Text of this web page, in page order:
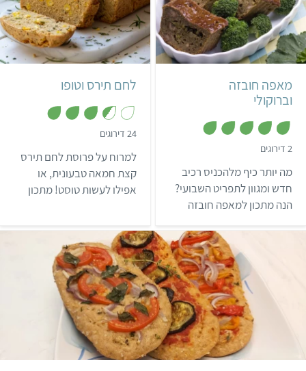
קל 50 דקות
תבנית בינונית
מאפה חובזה
וברוקולי
2 דירוגים
ת
ו
ך
5
מה יותר כיף מלהכניס רכיב
חדש ומגוון לתפריט השבועי?
הנה מתכון למאפה חובזה
להצטרף לטיולי משפחות
בשדות רק בשביל החובזה.
קל שעה ו-5 דקות
1 תבנית אינגליש קייק
לחם תירס וטופו
24 דירוגים
5
מ
ת
ו
למרוח על פרוסת לחם תירס
קצת חמאה טבעונית, או
אפילו לעשות טוסט! מתכון
בינוני 4 שעות 6 פוקאצ'ות איטלקי